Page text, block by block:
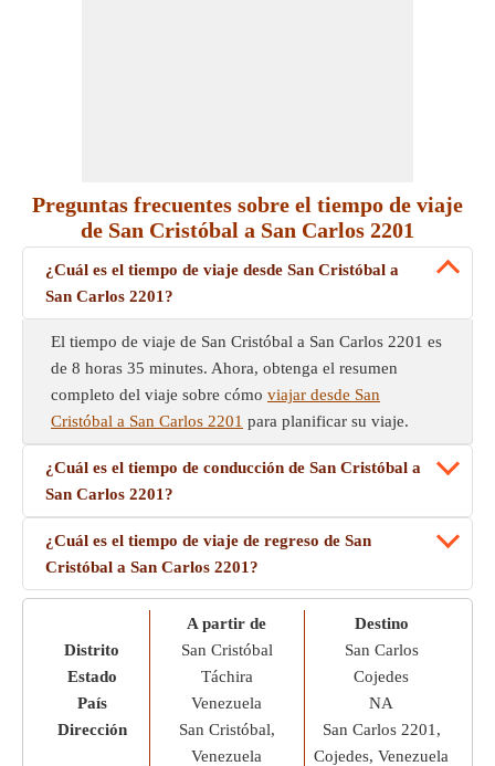
Preguntas frecuentes sobre el tiempo de viaje
de San Cristóbal a San Carlos 2201
¿Cuál es el tiempo de viaje desde San Cristóbal a
San Carlos 2201?
El tiempo de viaje de San Cristóbal a San Carlos 2201 es
de 8 horas 35 minutes. Ahora, obtenga el resumen
completo del viaje sobre cómo viajar desde San
Cristóbal a San Carlos 2201 para planificar su viaje.
¿Cuál es el tiempo de conducción de San Cristóbal a
San Carlos 2201?
¿Cuál es el tiempo de viaje de regreso de San
Cristóbal a San Carlos 2201?
Distrito
Estado
País
Dirección
A partir de
San Cristóbal
Táchira
Venezuela
San Cristóbal,
Venezuela
Destino
San Carlos
Cojedes
NA
San Carlos 2201,
Cojedes, Venezuela